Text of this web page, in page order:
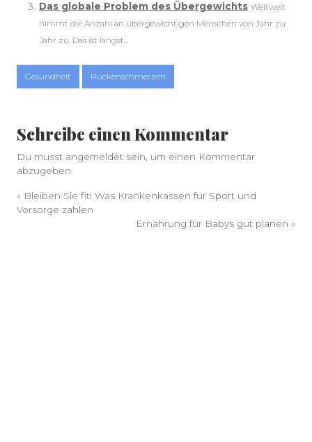
Das globale Problem des Übergewichts Weltweit
nimmt die Anzahl an übergewichtigen Menschen von Jahr zu
Jahr zu. Das ist längst...
Gesundheit Rückenschmerzen
Schreibe einen Kommentar
Du musst angemeldet sein, um einen Kommentar
abzugeben.
« Bleiben Sie fit! Was Krankenkassen für Sport und
Vorsorge zahlen
Ernährung für Babys gut planen »